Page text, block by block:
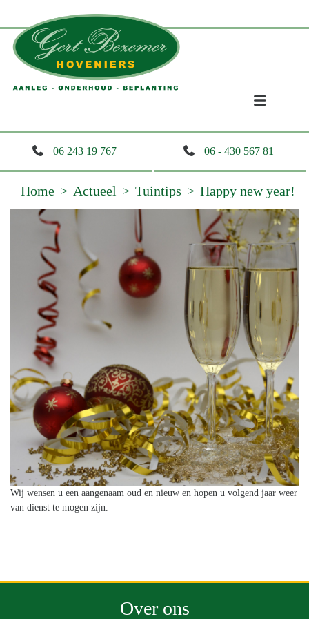
06 243 19 767 06 - 430 567 81
Home Actueel Tuintips Happy new year!
Wij wensen u een aangenaam oud en nieuw en hopen u volgend jaar weer
van dienst te mogen zijn.
Over ons